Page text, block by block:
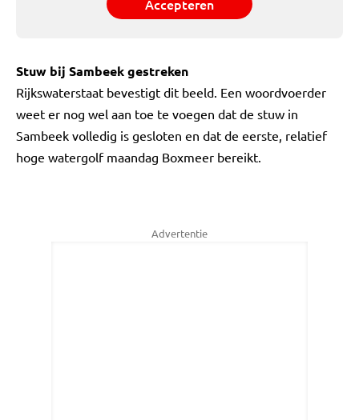
Accepteren
Stuw bij Sambeek gestreken
Rijkswaterstaat bevestigt dit beeld. Een woordvoerder
weet er nog wel aan toe te voegen dat de stuw in
Sambeek volledig is gesloten en dat de eerste, relatief
hoge watergolf maandag Boxmeer bereikt.
Advertentie